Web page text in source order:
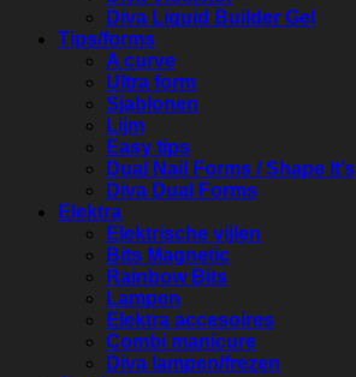
Diva Liquid Builder Gel
Tips/forms
A curve
Ultra form
Sjablonen
Lijm
Easy tips
Dual Nail Forms / Shape It’s
Diva Dual Forms
Elektra
Elektrische vijlen
Bits Magnetic
Rainbow Bits
Lampen
Elektra accesoires
Combi manicure
Diva lampen/frezen